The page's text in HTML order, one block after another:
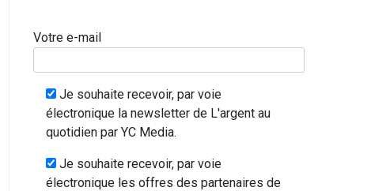
Votre e-mail
Je souhaite recevoir, par voie
électronique la newsletter de L'argent au
quotidien par YC Media.
Je souhaite recevoir, par voie
électronique les offres des partenaires de